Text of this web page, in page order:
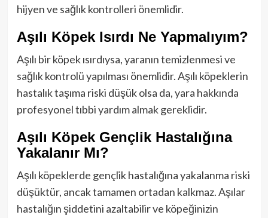
hijyen ve sağlık kontrolleri önemlidir.
Aşılı Köpek Isırdı Ne Yapmalıyım?
Aşılı bir köpek ısırdıysa, yaranın temizlenmesi ve
sağlık kontrolü yapılması önemlidir. Aşılı köpeklerin
hastalık taşıma riski düşük olsa da, yara hakkında
profesyonel tıbbi yardım almak gereklidir.
Aşılı Köpek Gençlik Hastalığına
Yakalanır Mı?
Aşılı köpeklerde gençlik hastalığına yakalanma riski
düşüktür, ancak tamamen ortadan kalkmaz. Aşılar
hastalığın şiddetini azaltabilir ve köpeğinizin